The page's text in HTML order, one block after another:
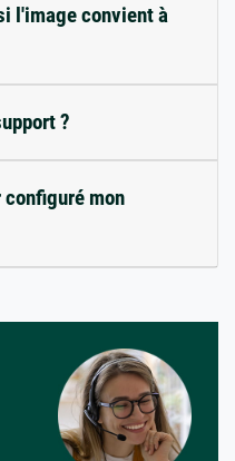
l'image convient à
?
mon